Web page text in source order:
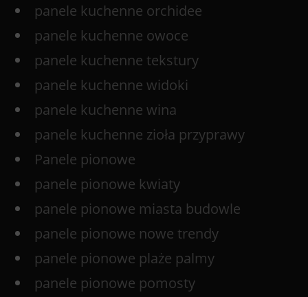
panele kuchenne orchidee
panele kuchenne owoce
panele kuchenne tekstury
panele kuchenne widoki
panele kuchenne wina
panele kuchenne zioła przyprawy
Panele pionowe
panele pionowe kwiaty
panele pionowe miasta budowle
panele pionowe nowe trendy
panele pionowe plaże palmy
panele pionowe pomosty